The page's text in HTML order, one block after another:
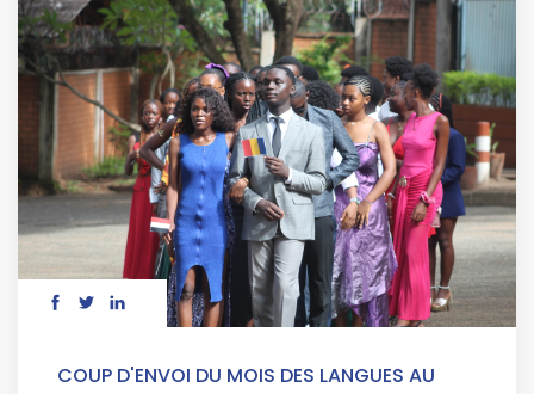
COUP D'ENVOI DU MOIS DES LANGUES AU